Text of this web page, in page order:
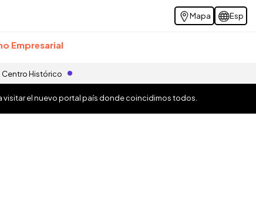
Mapa Esp
Empresarial
Centro Histórico
a visitar el nuevo portal país donde coincidimos todos.